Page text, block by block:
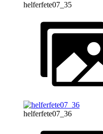
helferfete07_35
helferfete07_36